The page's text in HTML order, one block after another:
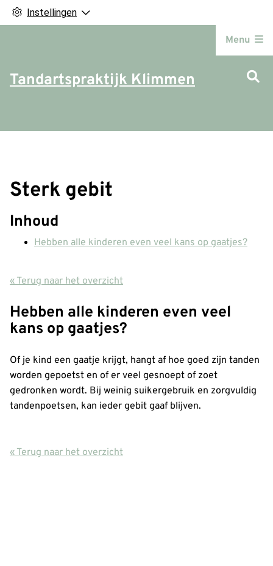
Instellingen
Tandartspraktijk Klimmen
Menu
Sterk gebit
Inhoud
Hebben alle kinderen even veel kans op gaatjes?
« Terug naar het overzicht
Hebben alle kinderen even veel
kans op gaatjes?
Of je kind een gaatje krijgt, hangt af hoe goed zijn tanden
worden gepoetst en of er veel gesnoept of zoet
gedronken wordt. Bij weinig suikergebruik en zorgvuldig
tandenpoetsen, kan ieder gebit gaaf blijven.
« Terug naar het overzicht